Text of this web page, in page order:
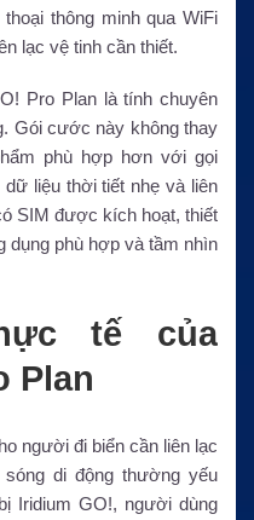
thông minh qua WiFi
lạc vệ tinh cần thiết.
Pro Plan là tính chuyên
Gói cước này không thay
phù hợp hơn với gọi
liệu thời tiết nhẹ và liên
SIM được kích hoạt, thiết
dụng phù hợp và tầm nhìn
tế của
Plan
người đi biển cần liên lạc
di động thường yếu
Iridium GO!, người dùng